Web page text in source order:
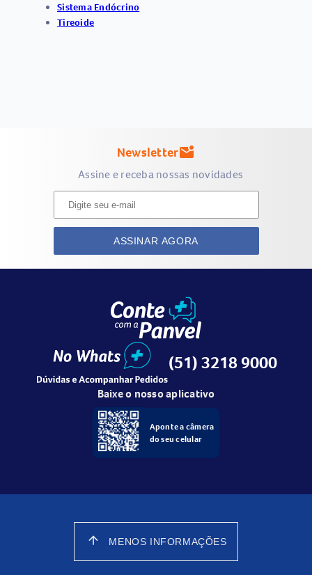
Sistema Endócrino
Tireoide
Newslettermark_email_unread
Assine e receba nossas novidades
ASSINAR AGORA
(51) 3218 9000
Baixe o nosso aplicativo
Aponte a câmera
do seu celular
arrow_upward MENOS INFORMAÇÕES